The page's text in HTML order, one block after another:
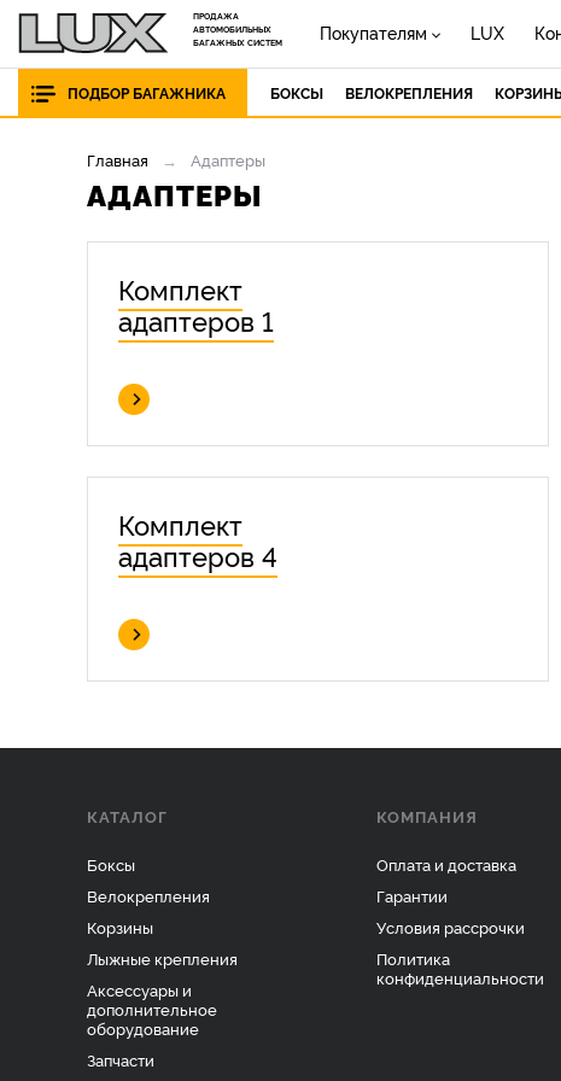
ПРОДАЖА
АВТОМОБИЛЬНЫХ
БАГАЖНЫХ СИСТЕМ
Покупателям LUX
ПОДБОР БАГАЖНИКА БОКСЫ ВЕЛОКРЕПЛЕНИЯ
Главная Адаптеры
АДАПТЕРЫ
Комплект
адаптеров 1
Комплект
адаптеров 4
КАТАЛОГ
Боксы
Велокрепления
Корзины
Лыжные крепления
Аксессуары и
дополнительное
оборудование
Запчасти
КОМПАНИЯ
Оплата и доставка
Гарантии
Условия рассрочки
Политика
конфиденциальности